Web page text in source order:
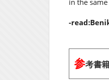
in the
-
参考書